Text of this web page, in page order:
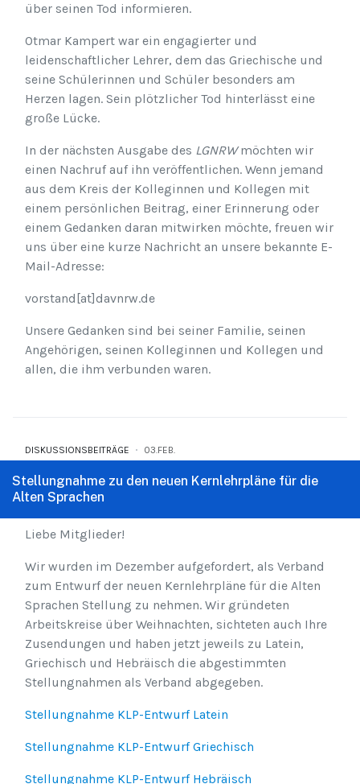
über seinen Tod informieren.
Otmar Kampert war ein engagierter und
leidenschaftlicher Lehrer, dem das Griechische und
seine Schülerinnen und Schüler besonders am
Herzen lagen. Sein plötzlicher Tod hinterlässt eine
große Lücke.
In der nächsten Ausgabe des LGNRWmöchten wir
einen Nachruf auf ihn veröffentlichen. Wenn jemand
aus dem Kreis der Kolleginnen und Kollegen mit
einem persönlichen Beitrag, einer Erinnerung oder
einem Gedanken daran mitwirken möchte, freuen wir
uns über eine kurze Nachricht an unsere bekannte E-
Mail-Adresse:
vorstand[at]davnrw.de
Unsere Gedanken sind bei seiner Familie, seinen
Angehörigen, seinen Kolleginnen und Kollegen und
allen, die ihm verbunden waren.
DISKUSSIONSBEITRÄGE 03.FEB.
Stellungnahme zu den neuen Kernlehrpläne für die
Alten Sprachen
Liebe Mitglieder!
Wir wurden im Dezember aufgefordert, als Verband
zum Entwurf der neuen Kernlehrpläne für die Alten
Sprachen Stellung zu nehmen. Wir gründeten
Arbeitskreise über Weihnachten, sichteten auch Ihre
Zusendungen und haben jetzt jeweils zu Latein,
Griechisch und Hebräisch die abgestimmten
Stellungnahmen als Verband abgegeben.
Stellungnahme KLP-Entwurf Latein
Stellungnahme KLP-Entwurf Griechisch
Stellungnahme KLP-Entwurf Hebräisch